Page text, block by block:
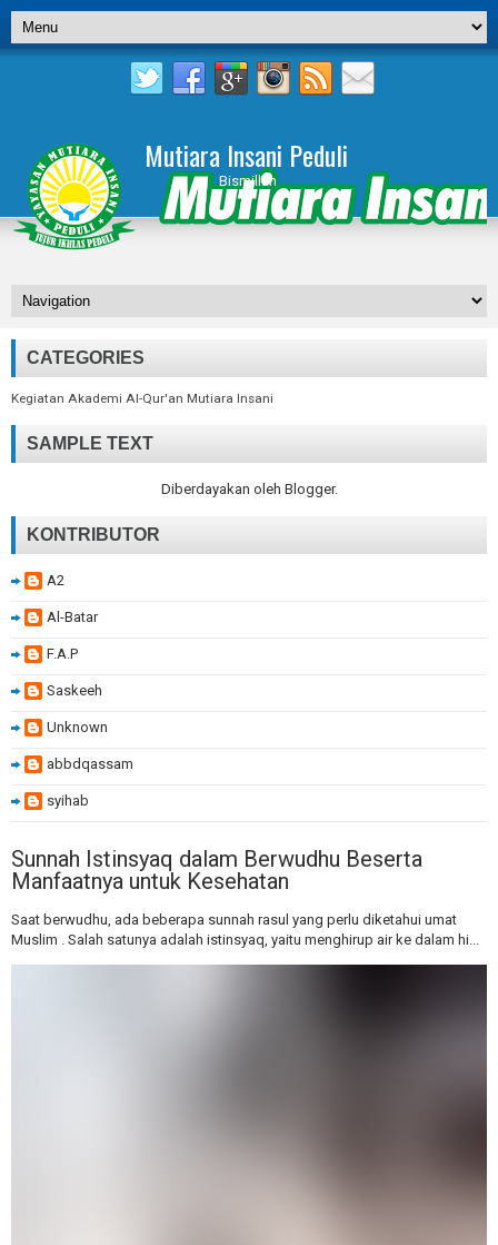
Mutiara Insani Peduli
Bismillah
CATEGORIES
Kegiatan Akademi Al-Qur'an Mutiara Insani
SAMPLE TEXT
Diberdayakan oleh Blogger.
KONTRIBUTOR
A2
Al-Batar
F.A.P
Saskeeh
Unknown
abbdqassam
syihab
Sunnah Istinsyaq dalam Berwudhu Beserta
Manfaatnya untuk Kesehatan
Saat berwudhu, ada beberapa sunnah rasul yang perlu diketahui umat
Muslim . Salah satunya adalah istinsyaq, yaitu menghirup air ke dalam hi...